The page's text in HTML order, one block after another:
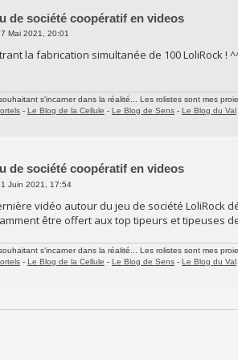
de société coopératif en videos
Mai 2021, 20:01
la fabrication simultanée de 100 LoliRock !
s'incarner dans la réalité... Les rolistes sont mes
- Le Blog de la Cellule - Le Blog de Sens - Le Blog du Val
de société coopératif en videos
Juin 2021, 17:54
vidéo autour du jeu de société LoliRock
être offert aux top tipeurs et tipeuses
s'incarner dans la réalité... Les rolistes sont mes
- Le Blog de la Cellule - Le Blog de Sens - Le Blog du Val